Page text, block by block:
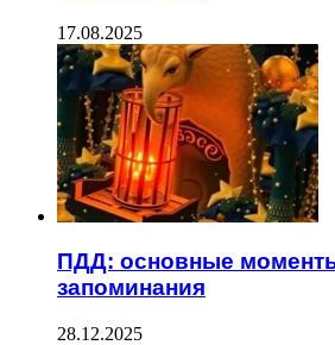
17.08.2025
ПДД: основные
запоминания
28.12.2025